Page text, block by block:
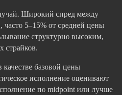
Широкий спред между
5–15% от средней цены
структурно высоким,
страйков.
базовой цены
исполнение оценивают
по midpoint или лучше